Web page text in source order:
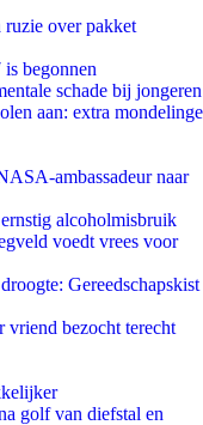
ruzie over pakket
begonnen
schade bij jongeren
aan: extra mondelinge
ambassadeur naar
alcoholmisbruik
voedt vrees voor
Gereedschapskist
vriend bezocht terecht
golf van diefstal en